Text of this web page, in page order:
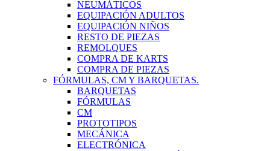
NEUMÁTICOS
EQUIPACIÓN ADULTOS
EQUIPACIÓN NIÑOS
RESTO DE PIEZAS
REMOLQUES
COMPRA DE KARTS
COMPRA DE PIEZAS
FÓRMULAS, CM Y BARQUETAS.
BARQUETAS
FÓRMULAS
CM
PROTOTIPOS
MECÁNICA
ELECTRÓNICA